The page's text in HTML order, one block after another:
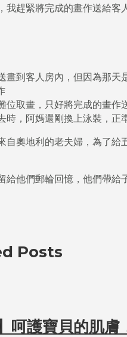
我趕緊將完成的畫作送給客
畫到客人房內，但因為那天
位取畫，只好將完成的畫作
時，阿媽還剛換上泳裝，正
自奧地利的老夫婦，為了給
給他們郵輪回憶，他們帶給
Posts
呵護寶貝的肌